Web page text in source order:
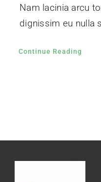
Nam lacinia arcu
dignissim eu nulla
Continue Reading